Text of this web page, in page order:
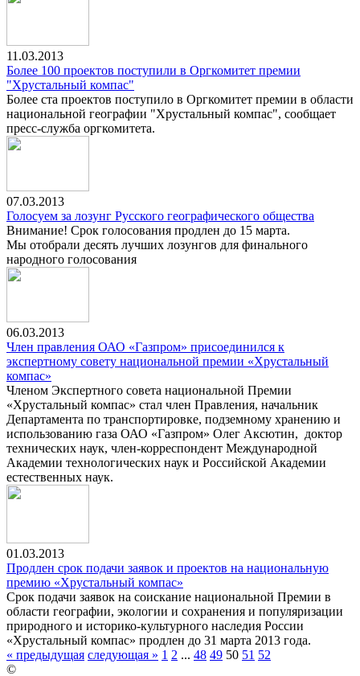
11.03.2013
Более 100 проектов поступили в Оргкомитет премии
"Хрустальный компас"
Более ста проектов поступило в Оргкомитет премии в области
национальной географии "Хрустальный компас", сообщает
пресс-служба оргкомитета.
07.03.2013
Голосуем за лозунг Русского географического общества
Внимание! Срок голосования продлен до 15 марта.
Мы отобрали десять лучших лозунгов для финального
народного голосования
06.03.2013
Член правления ОАО «Газпром» присоединился к
экспертному совету национальной премии «Хрустальный
компас»
Членом Экспертного совета национальной Премии
«Хрустальный компас» стал член Правления, начальник
Департамента по транспортировке, подземному хранению и
использованию газа ОАО «Газпром» Олег Аксютин, доктор
технических наук, член-корреспондент Международной
Академии технологических наук и Российской Академии
естественных наук.
01.03.2013
Продлен срок подачи заявок и проектов на национальную
премию «Хрустальный компас»
Срок подачи заявок на соискание национальной Премии в
области географии, экологии и сохранения и популяризации
природного и историко-культурного наследия России
«Хрустальный компас» продлен до 31 марта 2013 года.
« предыдущая следующая » 1 2 ... 48 49 50 51 52
©